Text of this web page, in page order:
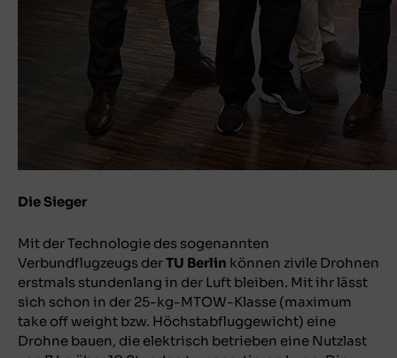
Die Sieger
Mit der Technologie des sogenannten
Verbundflugzeugs derTU Berlin können zivile Drohnen
erstmals stundenlang in der Luft bleiben. Mit ihr lässt
sich schon in der 25-kg-MTOW-Klasse (maximum
take off weight bzw. Höchstabfluggewicht) eine
Drohne bauen, die elektrisch betrieben eine Nutzlast